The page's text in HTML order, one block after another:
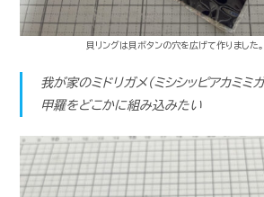
貝リングは貝ボタンの穴を広げて作りました
我が家のミドリガメ（ミシシッピアカミミ
甲羅をどこかに組み込みたい